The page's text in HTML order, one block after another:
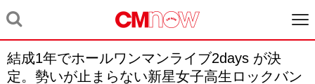
結成1年でホールワンマンライブ2days が決
定。勢いが止まらない新星女子高生ロックバン